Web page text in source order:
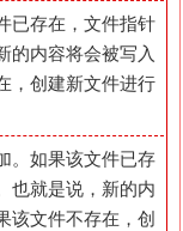
已存在，文件指针
的内容将会被写入
，创建新文件进行
。如果该文件已存
也就是说，新的内
该文件不存在，创